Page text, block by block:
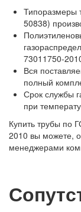
Типоразмеры
50838)
73011750-
Вся
полный
Срок службы
при
Купить трубы по
2010 вы можете,
менеджерами